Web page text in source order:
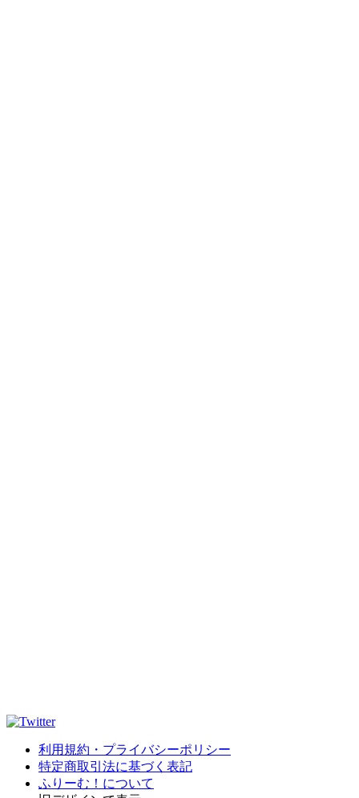
利用規約・プライバシーポリシー
特定商取引法に基づく表記
ふりーむ！について